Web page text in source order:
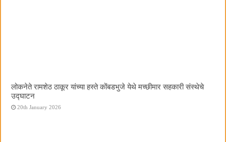
लोकनेते रामशेठ ठाकूर यांच्या हस्ते कोंबडभुजे येथे मच्छीमार सहकारी संस्थेचे
उद्घाटन
20th January 2026